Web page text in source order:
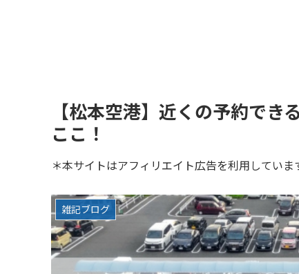
【松本空港】近くの予約で
ここ！
＊本サイトはアフィリエイト広告を利用していま
雑記ブログ